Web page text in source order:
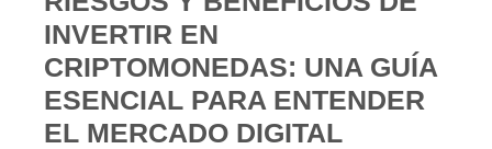
INVERTIR EN
CRIPTOMONEDAS: UNA GUÍA
ESENCIAL PARA ENTENDER
EL MERCADO DIGITAL